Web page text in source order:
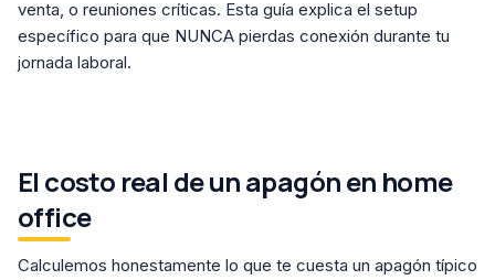
venta, o reuniones críticas. Esta guía explica el setup
específico para que NUNCA pierdas conexión durante tu
jornada laboral.
El costo real de un apagón en home
office
Calculemos honestamente lo que te cuesta un apagón típico